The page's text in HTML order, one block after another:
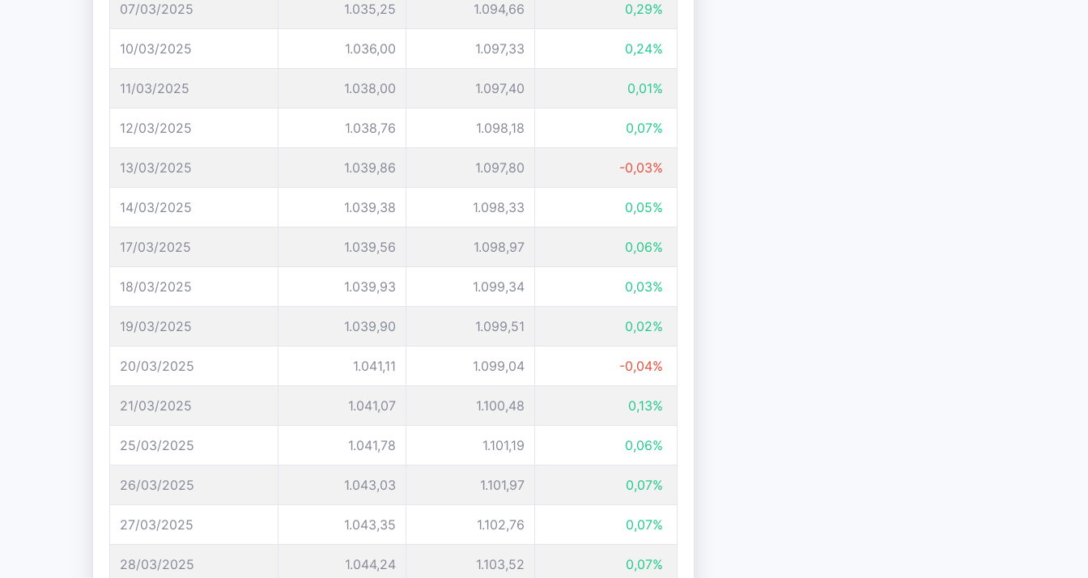
07/03/2025 1.035,25 1.094,66 0,29%
10/03/2025 1.036,00 1.097,33 0,24%
11/03/2025 1.038,00 1.097,40 0,01%
12/03/2025 1.038,76 1.098,18 0,07%
13/03/2025 1.039,86 1.097,80 -0,03%
14/03/2025 1.039,38 1.098,33 0,05%
17/03/2025 1.039,56 1.098,97 0,06%
18/03/2025 1.039,93 1.099,34 0,03%
19/03/2025 1.039,90 1.099,51 0,02%
20/03/2025 1.041,11 1.099,04 -0,04%
21/03/2025 1.041,07 1.100,48 0,13%
25/03/2025 1.041,78 1.101,19 0,06%
26/03/2025 1.043,03 1.101,97 0,07%
27/03/2025 1.043,35 1.102,76 0,07%
28/03/2025 1.044,24 1.103,52 0,07%